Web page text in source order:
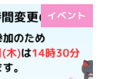
イベント